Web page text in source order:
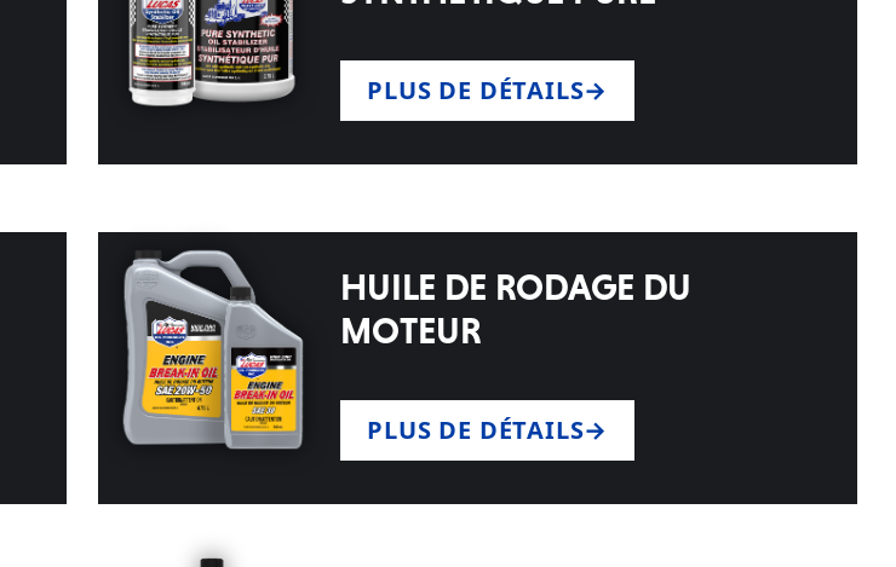
PLUS DE DÉTAILS
HUILE DE RODAGE DU
MOTEUR
PLUS DE DÉTAILS